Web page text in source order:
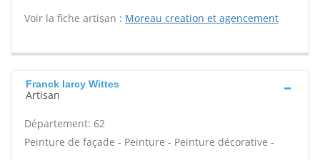
Voir la fiche artisan : Moreau creation et agencement
Franck larcy Wittes
Artisan
Département: 62
Peinture de façade - Peinture - Peinture décorative -